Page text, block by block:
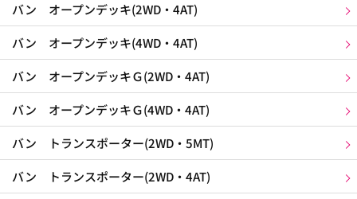
バン オープンデッキ(2WD・4AT)
バン オープンデッキ(4WD・4AT)
バン オープンデッキＧ(2WD・4AT)
バン オープンデッキＧ(4WD・4AT)
バン トランスポーター(2WD・5MT)
バン トランスポーター(2WD・4AT)